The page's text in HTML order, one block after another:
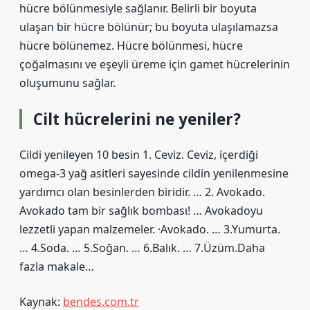
hücre bölünmesiyle sağlanır. Belirli bir boyuta
ulaşan bir hücre bölünür; bu boyuta ulaşılamazsa
hücre bölünemez. Hücre bölünmesi, hücre
çoğalmasını ve eşeyli üreme için gamet hücrelerinin
oluşumunu sağlar.
Cilt hücrelerini ne yeniler?
Cildi yenileyen 10 besin 1. Ceviz. Ceviz, içerdiği
omega-3 yağ asitleri sayesinde cildin yenilenmesine
yardımcı olan besinlerden biridir. … 2. Avokado.
Avokado tam bir sağlık bombası! … Avokadoyu
lezzetli yapan malzemeler. ·Avokado. … 3.Yumurta.
… 4.Soda. … 5.Soğan. … 6.Balık. … 7.Üzüm.Daha
fazla makale…
Kaynak: bendes.com.tr